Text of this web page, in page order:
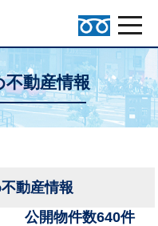
動産情報
動産情報
公開物件数640件